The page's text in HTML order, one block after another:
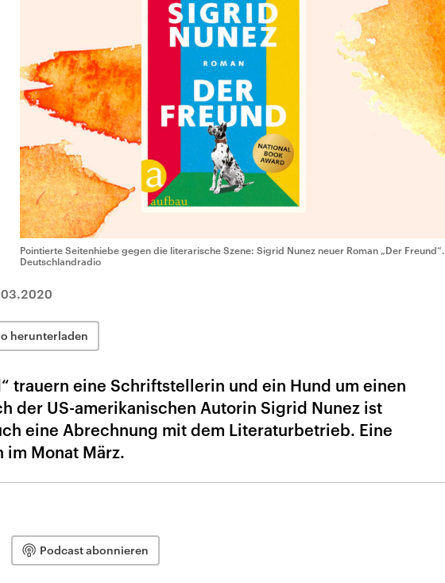
Pointierte Seitenhiebe gegen die literarische Szene: Sigrid Nunez neuer Roman „Der Freund“.
Deutschlandradio
herunterladen
trauern eine Schriftstellerin und ein Hund um einen
der US-amerikanischen Autorin Sigrid Nunez ist
eine Abrechnung mit dem Literaturbetrieb. Eine
im Monat März.
Podcast abonnieren